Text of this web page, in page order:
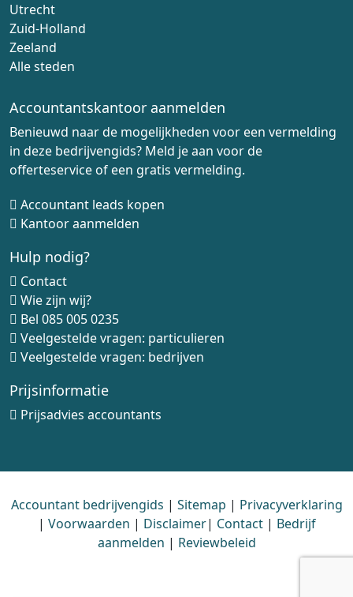
Utrecht
Zuid-Holland
Zeeland
Alle steden
Accountantskantoor aanmelden
Benieuwd naar de mogelijkheden voor een vermelding
in deze bedrijvengids? Meld je aan voor de
offerteservice of een gratis vermelding.
Accountant leads kopen
Kantoor aanmelden
Hulp nodig?
Contact
Wie zijn wij?
Bel 085 005 0235
Veelgestelde vragen: particulieren
Veelgestelde vragen: bedrijven
Prijsinformatie
Prijsadvies accountants
Accountant bedrijvengids | Sitemap | Privacyverklaring
| Voorwaarden | Disclaimer| Contact| Bedrijf
aanmelden | Reviewbeleid